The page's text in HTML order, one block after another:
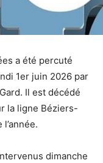
a été percuté
1er juin 2026 par
Il est décédé
la ligne Béziers-
dimanche